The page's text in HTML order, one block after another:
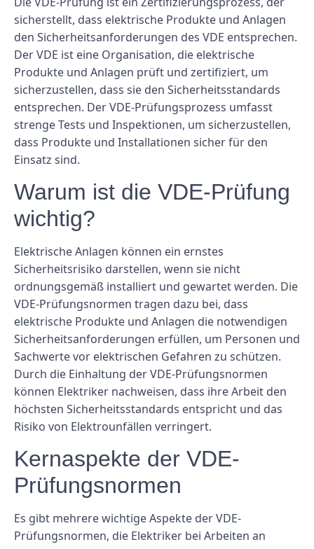
sicherstellt, dass elektrische Produkte und Anlagen
den Sicherheitsanforderungen des VDE entsprechen.
Der VDE ist eine Organisation, die elektrische
Produkte und Anlagen prüft und zertifiziert, um
sicherzustellen, dass sie den Sicherheitsstandards
entsprechen. Der VDE-Prüfungsprozess umfasst
strenge Tests und Inspektionen, um sicherzustellen,
dass Produkte und Installationen sicher für den
Einsatz sind.
Warum ist die VDE-Prüfung
wichtig?
Elektrische Anlagen können ein ernstes
Sicherheitsrisiko darstellen, wenn sie nicht
ordnungsgemäß installiert und gewartet werden. Die
VDE-Prüfungsnormen tragen dazu bei, dass
elektrische Produkte und Anlagen die notwendigen
Sicherheitsanforderungen erfüllen, um Personen und
Sachwerte vor elektrischen Gefahren zu schützen.
Durch die Einhaltung der VDE-Prüfungsnormen
können Elektriker nachweisen, dass ihre Arbeit den
höchsten Sicherheitsstandards entspricht und das
Risiko von Elektrounfällen verringert.
Kernaspekte der VDE-
Prüfungsnormen
Es gibt mehrere wichtige Aspekte der VDE-
Prüfungsnormen, die Elektriker bei Arbeiten an